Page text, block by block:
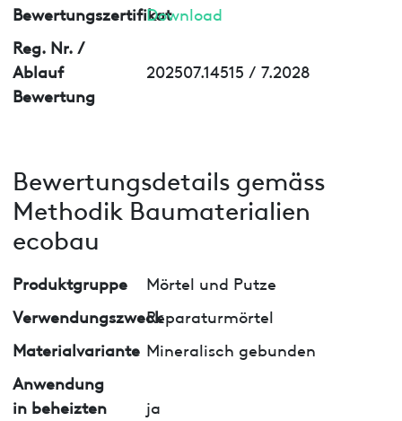
BewertungszertifikatDownload
Reg. Nr. /
Ablauf
Bewertung
202507.14515 / 7.2028
Bewertungsdetails gemäss
Methodik Baumaterialien
ecobau
Produktgruppe
Mörtel und Putze
VerwendungszweckReparaturmörtel
Materialvariante Mineralisch gebunden
Anwendung
in beheizten
ja